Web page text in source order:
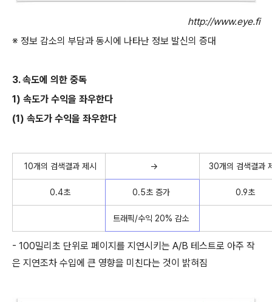
http://www.eye.fi
※ 정보 감소의 부담과 동시에 나타난 정보 발신의 증대
3. 속도에 의한 중독
1) 속도가 수익을 좌우한다
(1) 속도가 수익을 좌우한다
10개의 검색결과 제시 → 30개의 검색결과
0.4초 0.5초 증가 0.9초
트래픽/수익 20% 감소
- 100밀리초 단위로 페이지를 지연시키는 A/B 테스트로 아주 작
은 지연조차 수입에 큰 영향을 미친다는 것이 밝혀짐